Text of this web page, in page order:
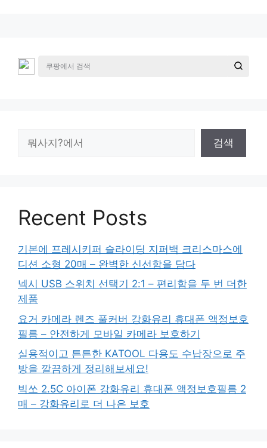
검색
Recent Posts
기본에 프레시키퍼 슬라이딩 지퍼백 크리스마스에
디션 소형 20매 – 완벽한 신선함을 담다
넥시 USB 스위치 선택기 2:1 – 편리함을 두 번 더한
제품
요거 카메라 렌즈 풀커버 강화유리 휴대폰 액정보호
필름 – 안전하게 모바일 카메라 보호하기
실용적이고 튼튼한 KATOOL 다용도 수납장으로 주
방을 깔끔하게 정리해보세요!
빅쏘 2.5C 아이폰 강화유리 휴대폰 액정보호필름 2
매 – 강화유리로 더 나은 보호